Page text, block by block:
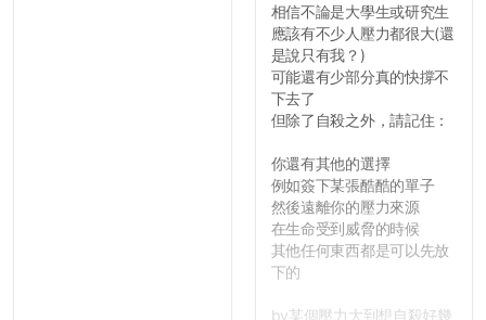
相信不論是大學生或研究生
應該有不少人壓力都很大(還
是說只有我？)
可能還有少部分真的快撐不
下去了
但除了自殺之外，請記住：
你還有其他的選擇
例如簽下某張酷酷的單子
然後遠離你的壓力來源
在生命受到威脅的時候
其他任何東西都是可以先放
下的
by某個壓力大到想自殺好幾